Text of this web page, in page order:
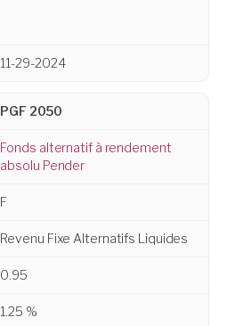
11-29-2024
PGF 2050
Fonds alternatif à rendement
absolu Pender
F
Revenu Fixe Alternatifs Liquides
0.95
1.25 %